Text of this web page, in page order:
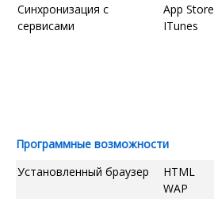
Синхронизация с
сервисами
App Store
ITunes
Программные возможности
Установленный браузер
HTML
WAP